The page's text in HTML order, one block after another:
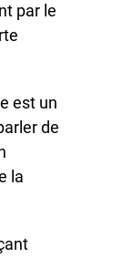
par le
est un
de
la